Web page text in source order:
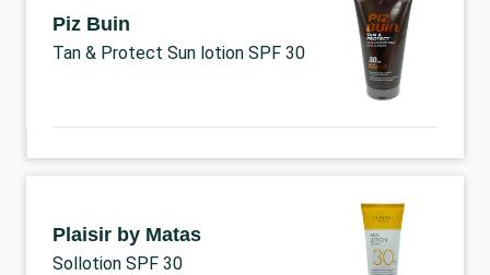
Piz Buin
Tan & Protect Sun lotion SPF 30
Plaisir by Matas
Sollotion SPF 30